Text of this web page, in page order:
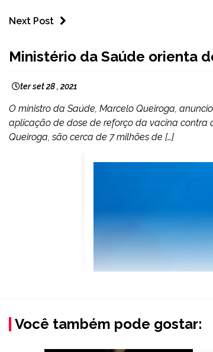
Next Post
Ministério da Saúde orienta
ter set 28 , 2021
O ministro da Saúde, Marcelo Queiroga,
aplicação de dose de reforço da vacina contra
Queiroga, são cerca de 7 milhões de […]
Você também pode gostar: